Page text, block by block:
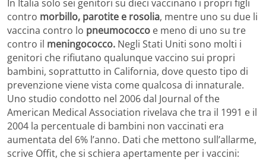
In Italia solo sei genitori su dieci vaccinano i propri figli
contro morbillo, parotite e rosolia, mentre uno su due li
vaccina contro lo pneumococco e meno di uno su tre
contro il meningococco. Negli Stati Uniti sono molti i
genitori che rifiutano qualunque vaccino sui propri
bambini, soprattutto in California, dove questo tipo di
prevenzione viene vista come qualcosa di innaturale.
Uno studio condotto nel 2006 dal Journal of the
American Medical Association rivelava che tra il 1991 e il
2004 la percentuale di bambini non vaccinati era
aumentata del 6% l’anno. Dati che mettono sull’allarme,
scrive Offit, che si schiera apertamente per i vaccini: